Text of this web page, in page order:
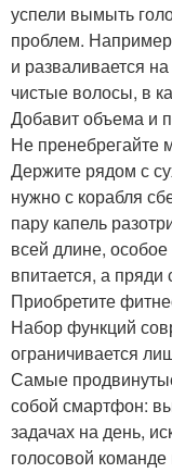
успели вымыть
проблем.
и разваливается
чистые волосы, в
Добавит объема и
Не пренебрегайте
Держите рядом с
нужно с корабля
пару капель
всей длине,
впитается, а
Приобретите
Набор функций
ограничивается
Самые
собой смартфон:
задачах на день,
голосовой